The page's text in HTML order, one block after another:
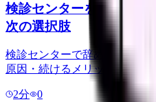
検診センターを辞めたい
次の選択肢
検診センターで辞めたい看護
原因・続けるメリット・転職
2分
0